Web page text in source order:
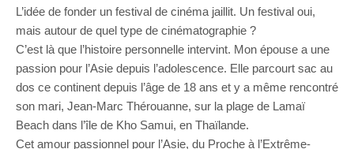
L’idée de fonder un festival de cinéma jaillit. Un festival oui,
mais autour de quel type de cinématographie ?
C’est là que l’histoire personnelle intervint. Mon épouse a une
passion pour l’Asie depuis l’adolescence. Elle parcourt sac au
dos ce continent depuis l’âge de 18 ans et y a même rencontré
son mari, Jean-Marc Thérouanne, sur la plage de Lamaï
Beach dans l’île de Kho Samui, en Thaïlande.
Cet amour passionnel pour l’Asie, du Proche à l’Extrême-